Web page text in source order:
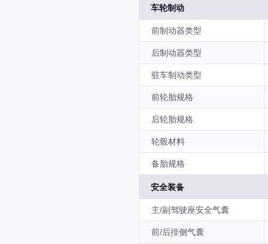
车轮制动
前制动器类型
后制动器类型
驻车制动类型
前轮胎规格
后轮胎规格
轮毂材料
备胎规格
安全装备
主/副驾驶座安全气囊
前/后排侧气囊